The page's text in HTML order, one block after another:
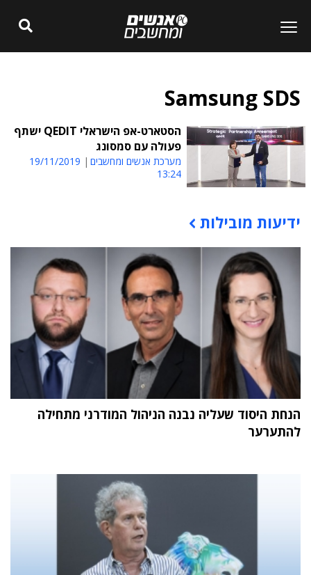
Samsung SDS
הסטארט-אפ הישראלי QEDIT ישתף
פעולה עם סמסונג
מערכת אנשים ומחשבים
19/11/2019
13:24
תוכן פרסומי
ידיעות מובילות
הנחת היסוד שעליה נבנה הניהול המודרני מתחילה
להתערער